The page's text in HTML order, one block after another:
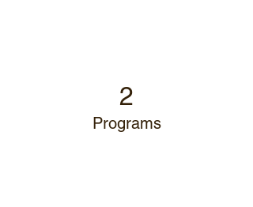
2
Programs